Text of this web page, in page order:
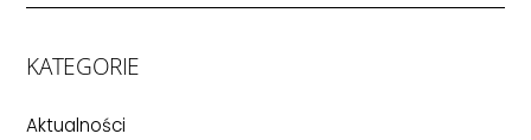
KATEGORIE
Aktualności